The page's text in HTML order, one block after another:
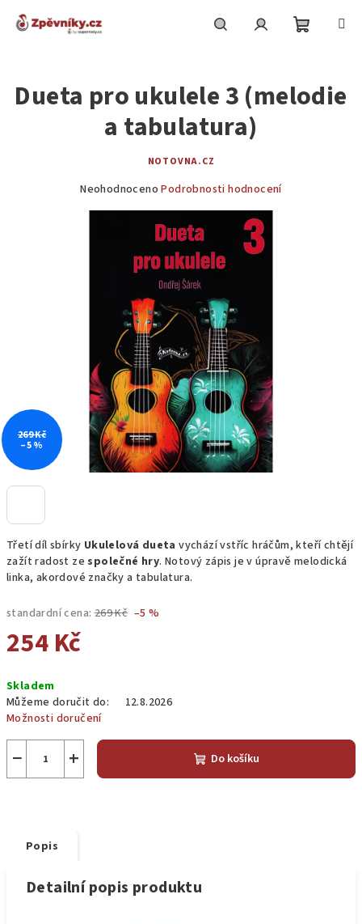
košík
Třetí díl sbírky Ukulelová dueta vychází vstříc hráčům, kteří chtějí
zažít radost zespolečné hry.Notový zápis je v úpravě melodická
linka, akordové značky a tabulatura.
standardní cena: 269 Kč –5 %
254 Kč
cena:
Skladem
Můžeme doručit do:
12.8.2026
Možnosti doručení
+
− Do košíku
Dueta pro ukulele 3 (melodie
a tabulatura)
NOTOVNA.CZ
Průměrné
hvězdiček.
Neohodnoceno Podrobnosti hodnocení
269 Kč
–5 %
Popis
Detailní popis produktu